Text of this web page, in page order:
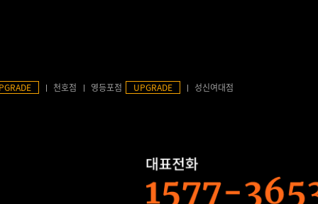
천호점 영등포점 UPGRADE 성신여대점